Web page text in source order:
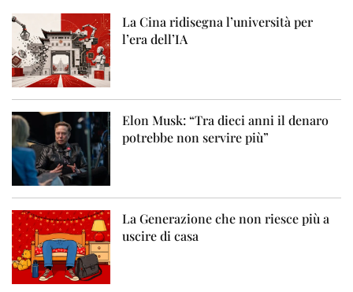
La Cina ridisegna l’università per
l’era dell’IA
Elon Musk: “Tra dieci anni il denaro
potrebbe non servire più”
La Generazione che non riesce più a
uscire di casa